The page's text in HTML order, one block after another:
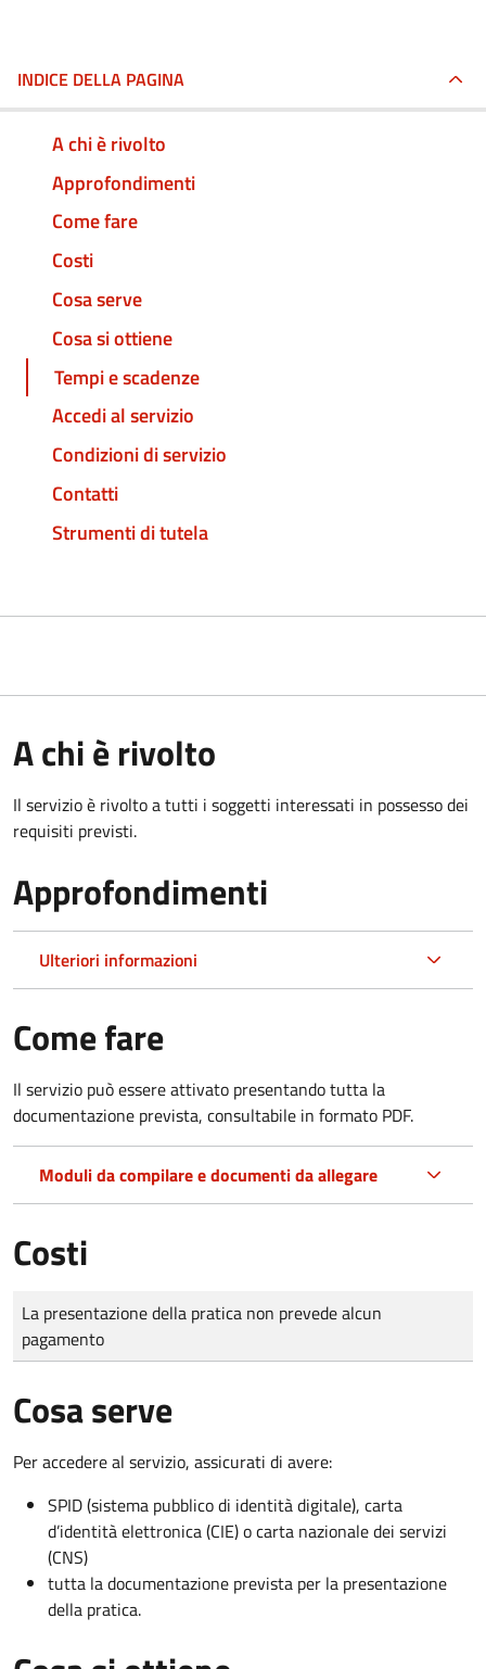
INDICE DELLA PAGINA
A chi è rivolto
Approfondimenti
Come fare
Costi
Cosa serve
Cosa si ottiene
Tempi e scadenze
Accedi al servizio
Condizioni di servizio
Contatti
Strumenti di tutela
A chi è rivolto
Il servizio è rivolto a tutti i soggetti interessati in possesso dei
requisiti previsti.
Approfondimenti
Ulteriori informazioni
Come fare
Il servizio può essere attivato presentando tutta la
documentazione prevista, consultabile in formato PDF.
Moduli da compilare e documenti da allegare
Costi
Tipo di pagamento
Importo
La presentazione della pratica non prevede alcun
pagamento
Cosa serve
Per accedere al servizio, assicurati di avere:
SPID (sistema pubblico di identità digitale), carta
d’identità elettronica (CIE) o carta nazionale dei servizi
(CNS)
tutta la documentazione prevista per la presentazione
della pratica.